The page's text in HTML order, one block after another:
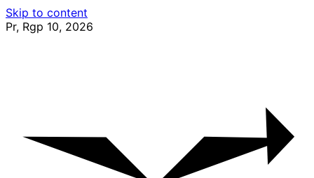
Skip to content
Pr, Rgp 10, 2026